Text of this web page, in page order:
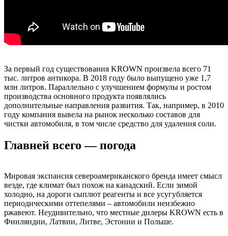
За первый год существования KROWN произвела всего 71
тыс. литров антикора. В 2018 году было выпущено уже 1,7
млн литров. Параллельно с улучшением формулы и ростом
производства основного продукта появлялись
дополнительные направления развития. Так, например, в 2010
году компания вывела на рынок несколько составов для
чистки автомобиля, в том числе средство для удаления соли.
Главней всего — погода
Мировая экспансия североамериканского бренда имеет смысл
везде, где климат был похож на канадский. Если зимой
холодно, на дороги сыплют реагенты и все усугубляется
периодическими оттепелями – автомобили неизбежно
ржавеют. Неудивительно, что местные дилеры KROWN есть в
Финляндии, Латвии, Литве, Эстонии и Польше.